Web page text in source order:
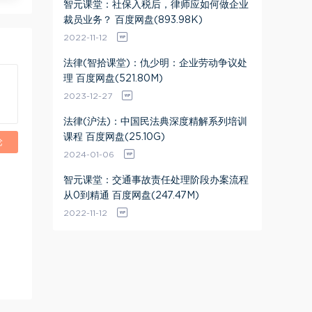
智元课堂：社保入税后，律师应如何做企业
裁员业务？ 百度网盘(893.98K)
2022-11-12
法律(智拾课堂)：仇少明：企业劳动争议处
理 百度网盘(521.80M)
2023-12-27
法律(沪法)：中国民法典深度精解系列培训
课程 百度网盘(25.10G)
2024-01-06
智元课堂：交通事故责任处理阶段办案流程
从0到精通 百度网盘(247.47M)
2022-11-12